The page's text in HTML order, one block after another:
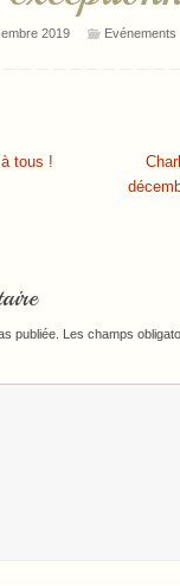
2019 Evénements
tous !
publiée. Les champs